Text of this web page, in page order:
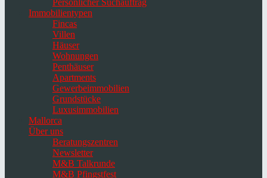
Persönlicher Suchauftrag
Immobilientypen
Fincas
Villen
Häuser
Wohnungen
Penthäuser
Apartments
Gewerbeimmobilien
Grundstücke
Luxusimmobilien
Mallorca
Über uns
Beratungszentren
Newsletter
M&B Talkrunde
M&B Pfingstfest